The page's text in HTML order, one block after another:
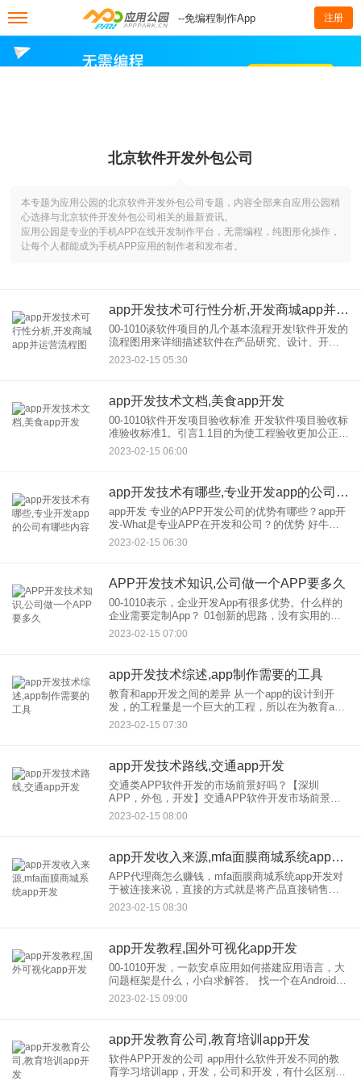
--免编程制作App 注册
北京软件开发外包公司
本专题为应用公园的北京软件开发外包公司专题，内容全部来自应用公园精
心选择与北京软件开发外包公司相关的最新资讯。
应用公园是专业的手机APP在线开发制作平台，无需编程，纯图形化操作，
让每个人都能成为手机APP应用的制作者和发布者。
app开发技术可行性分析,开发商城app并运营流程图
00-1010谈软件项目的几个基本流程开发!软件开发的
流程图用来详细描述软件在产品研究、设计、开发
和测试中的功能。在这个过程中，开发，包括产品
经理r
2023-02-15 05:30
app开发技术文档,美食app开发
00-1010软件开发项目验收标准 开发软件项目验收标
准验收标准1。引言1.1目的为使工程验收更加公正、
可操作、规范，特制定本验收标准。1.2用户项目名
称：项目制作拟建单位：项目开发单位：主管部门
2023-02-15 06:00
app开发技术有哪些,专业开发app的公司有哪些内容
app开发 专业的APP开发公司的优势有哪些？app开
发-What是专业APP在开发和公司？的优势 好牛软
件表示，很多企业人在开发软件工作的时候，因为
资金和技术不足，所以会把开发外包的软件工作交
2023-02-15 06:30
APP开发技术知识,公司做一个APP要多久
00-1010表示，企业开发App有很多优势。什么样的
企业需要定制App？ 01创新的思路，没有实用的产
品、服务平台 这类客户手中没有实际产品，但开
发，定制的一款APP可以提供创新服务，
2023-02-15 07:00
app开发技术综述,app制作需要的工具
教育和app开发之间的差异 从一个app的设计到开
发，的工程量是一个巨大的工程，所以在为教育app
开发，使用在线教育网站的源代码时，有必要提前
做好所有的计划。对于初学者来说，在选择编程语
2023-02-15 07:30
app开发技术路线,交通app开发
交通类APP软件开发的市场前景好吗？【深圳
APP，外包，开发】交通APP软件开发市场前景好
吗？ 交通APP软件开发市场主要面向广大在线用户
群体，主要目的是在满足用户出行体验的基础上开
2023-02-15 08:00
app开发收入来源,mfa面膜商城系统app开发
APP代理商怎么赚钱，mfa面膜商城系统app开发对
于被连接来说，直接的方式就是将产品直接销售给
客户，这样不仅可以提高用户满意度，还可以通过
对消费者的直接服务更好地保持用户粘性。这就是
2023-02-15 08:30
app开发教程,国外可视化app开发
00-1010开发，一款安卓应用如何搭建应用语言，大
问题框架是什么，小白求解答。 找一个在Android环
境下构建的教程。一时说不清楚。让我给你一个大
概的想法。 安装JDK，看看你的电脑
2023-02-15 09:00
app开发教育公司,教育培训app开发
软件APP开发的公司 app用什么软件开发不同的教
育学习培训app，开发，公司和开发，有什么区别？